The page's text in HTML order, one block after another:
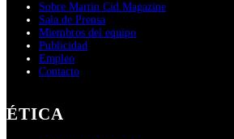
Sobre Martin Cid Magazine
Sala de Prensa
Miembros del equipo
Publicidad
Empleo
Contacto
ÉTICA